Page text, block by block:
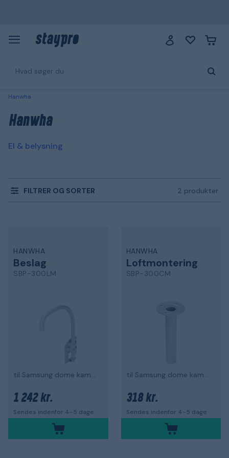
Hanwha
Hanwha
El & belysning
FILTRER OG SORTER 2 produkter
HANWHA
Beslag
SBP-300LM
til Samsung dome kameraer
1 242 kr.
Sendes indenfor 4-5 dage
HANWHA
Loftmontering
SBP-300CM
til Samsung dome kameraer
318 kr.
Sendes indenfor 4-5 dage